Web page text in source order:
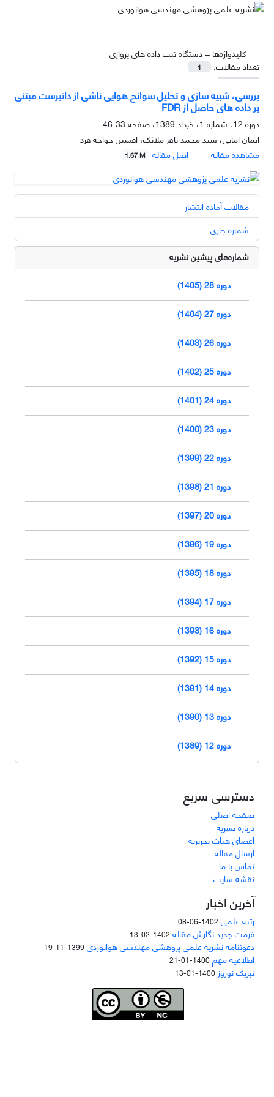
کلیدواژه‌ها =دستگاه ثبت داده های پروازی
تعداد مقالات:
1
بررسی، شبیه سازی و تحلیل سوانح هوایی ناشی از دانبرست مبتنی
بر داده های حاصل از FDR
دوره 12، شماره 1، خرداد 1389، صفحه
33-46
ایمان امانی، سید محمد باقر ملائک، افشین خواجه فرد
مشاهده مقاله
اصل مقاله 1.67 M
مقالات آماده انتشار
شماره جاری
شماره‌های پیشین نشریه
دوره 28 (1405)
دوره 27 (1404)
دوره 26 (1403)
دوره 25 (1402)
دوره 24 (1401)
دوره 23 (1400)
دوره 22 (1399)
دوره 21 (1398)
دوره 20 (1397)
دوره 19 (1396)
دوره 18 (1395)
دوره 17 (1394)
دوره 16 (1393)
دوره 15 (1392)
دوره 14 (1391)
دوره 13 (1390)
دوره 12 (1389)
دسترسی سریع
صفحه اصلی
درباره نشریه
اعضای هیات تحریریه
ارسال مقاله
تماس با ما
نقشه سایت
آخرین اخبار
رتبه علمی 1402-06-08
فرمت جدید نگارش مقاله 1402-02-13
دعوتنامه نشریه علمی پژوهشی مهندسی هوانوردی1399-11-19
اطلاعیه مهم1400-01-21
تبریک نوروز 1400-01-13